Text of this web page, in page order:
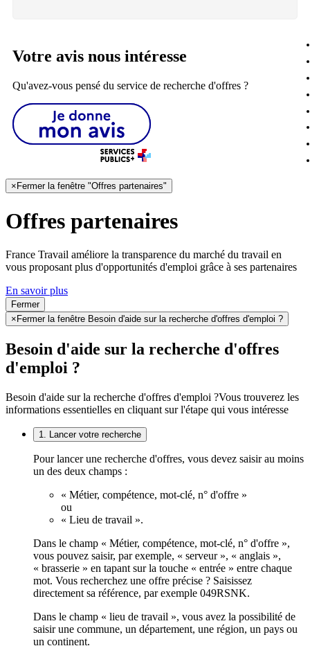
Votre avis nous intéresse
Qu'avez-vous pensé du service de recherche d'offres ?
× Fermer la fenêtre "Offres partenaires"
Offres partenaires
France Travail améliore la transparence du marché du travail en
vous proposant plus d'opportunités d'emploi grâce à ses partenaires
En savoir plus
Fermer
× Fermer la fenêtre Besoin d'aide sur la recherche d'offres d'emploi ?
Besoin d'aide sur la recherche d'offres
d'emploi ?
Besoin d'aide sur la recherche d'offres d'emploi ?Vous trouverez les
informations essentielles en cliquant sur l'étape qui vous intéresse
1. Lancer votre recherche
Pour lancer une recherche d'offres, vous devez saisir au moins
un des deux champs :
« Métier, compétence, mot-clé, n° d'offre »
ou
« Lieu de travail ».
Dans le champ « Métier, compétence, mot-clé, n° d'offre »,
vous pouvez saisir, par exemple, « serveur », « anglais »,
« brasserie » en tapant sur la touche « entrée » entre chaque
mot. Vous recherchez une offre précise ? Saisissez
directement sa référence, par exemple 049RSNK.
Dans le champ « lieu de travail », vous avez la possibilité de
saisir une commune, un département, une région, un pays ou
un continent.